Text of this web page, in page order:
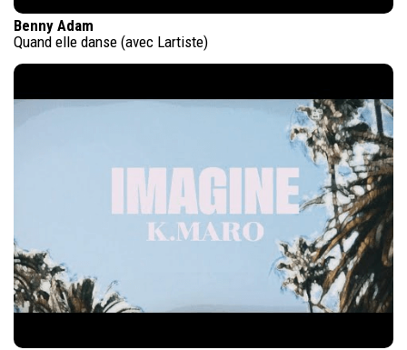
Benny Adam
Quand elle danse (avec Lartiste)